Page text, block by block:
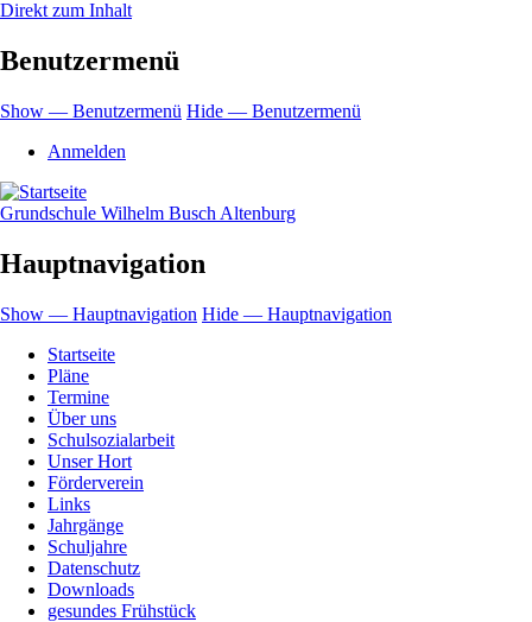
Direkt zum Inhalt
Benutzermenü
Show — Benutzermenü Hide — Benutzermenü
Anmelden
Grundschule Wilhelm Busch Altenburg
Hauptnavigation
Show — Hauptnavigation Hide — Hauptnavigation
Startseite
Pläne
Termine
Über uns
Schulsozialarbeit
Unser Hort
Förderverein
Links
Jahrgänge
Schuljahre
Datenschutz
Downloads
gesundes Frühstück